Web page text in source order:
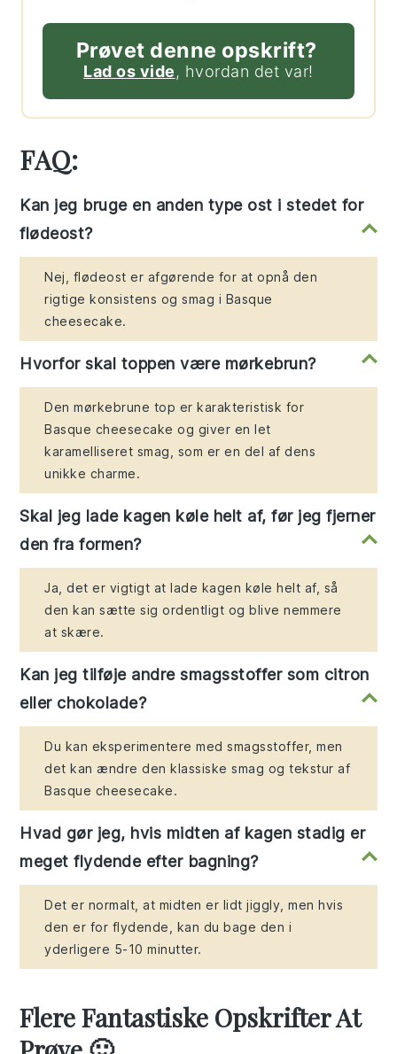
Prøvet denne opskrift?
Lad os vide, hvordan det var!
FAQ:
Kan jeg bruge en anden type ost i stedet for
flødeost?
Nej, flødeost er afgørende for at opnå den
rigtige konsistens og smag i Basque
cheesecake.
Hvorfor skal toppen være mørkebrun?
Den mørkebrune top er karakteristisk for
Basque cheesecake og giver en let
karamelliseret smag, som er en del af dens
unikke charme.
Skal jeg lade kagen køle helt af, før jeg fjerner
den fra formen?
Ja, det er vigtigt at lade kagen køle helt af, så
den kan sætte sig ordentligt og blive nemmere
at skære.
Kan jeg tilføje andre smagsstoffer som citron
eller chokolade?
Du kan eksperimentere med smagsstoffer, men
det kan ændre den klassiske smag og tekstur af
Basque cheesecake.
Hvad gør jeg, hvis midten af kagen stadig er
meget flydende efter bagning?
Det er normalt, at midten er lidt jiggly, men hvis
den er for flydende, kan du bage den i
yderligere 5-10 minutter.
Flere Fantastiske Opskrifter At